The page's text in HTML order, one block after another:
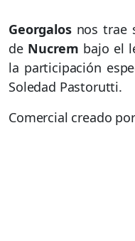
Georgalosnos trae
deNucrem bajo el
la participación
Soledad Pastorutti.
Comercial creado por